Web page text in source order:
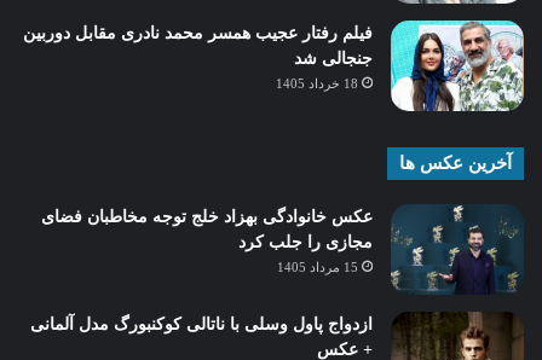
فیلم رفتار عجیب همسر محمد نادری مقابل دوربین
جنجالی شد
18 خرداد 1405
آخرین عکس ها
عکس خانوادگی بهزاد خلج توجه مخاطبان فضای
مجازی را جلب کرد
15 مرداد 1405
ازدواج پاول وسلی با ناتالی کوکنبورگ مدل آلمانی
+ عکس